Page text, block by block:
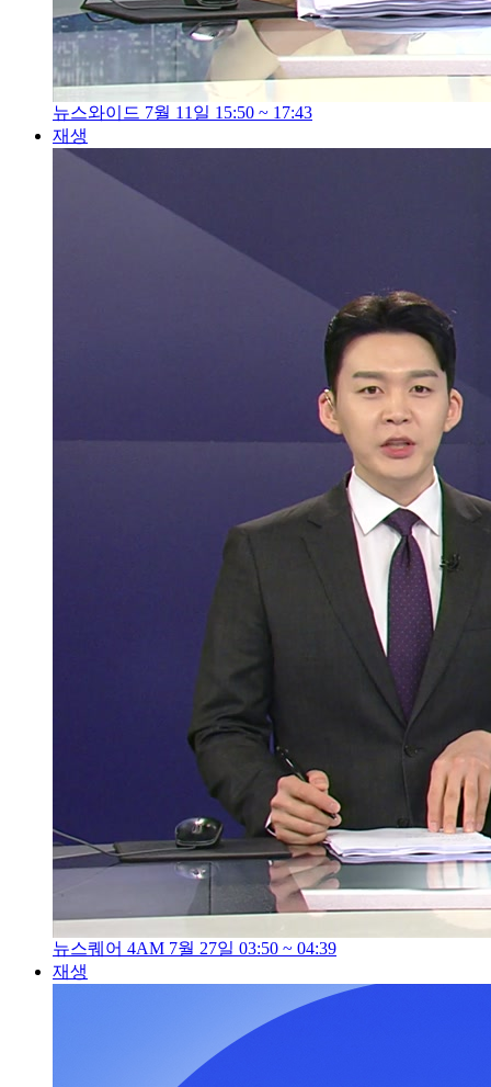
뉴스와이드 7월 11일 15:50 ~ 17:43
재생
뉴스퀘어 4AM 7월 27일 03:50 ~ 04:39
재생